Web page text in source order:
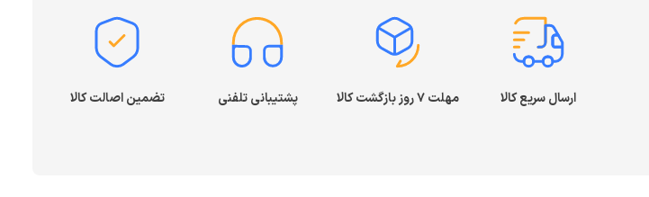
ارسال سریع کالا مهلت ۷ روز بازگشت کالا پشتیبانی تلفنی تضمین اصالت کالا